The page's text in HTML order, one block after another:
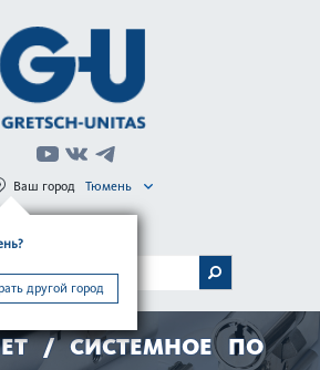
другой город
Ваш город Тюмень
/ СИСТЕМНОЕ ПО